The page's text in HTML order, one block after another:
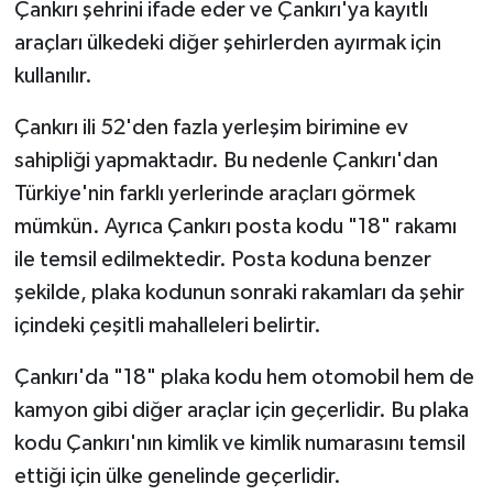
Çankırı şehrini ifade eder ve Çankırı'ya kayıtlı
araçları ülkedeki diğer şehirlerden ayırmak için
kullanılır.
Çankırı ili 52'den fazla yerleşim birimine ev
sahipliği yapmaktadır. Bu nedenle Çankırı'dan
Türkiye'nin farklı yerlerinde araçları görmek
mümkün. Ayrıca Çankırı posta kodu "18" rakamı
ile temsil edilmektedir. Posta koduna benzer
şekilde, plaka kodunun sonraki rakamları da şehir
içindeki çeşitli mahalleleri belirtir.
Çankırı'da "18" plaka kodu hem otomobil hem de
kamyon gibi diğer araçlar için geçerlidir. Bu plaka
kodu Çankırı'nın kimlik ve kimlik numarasını temsil
ettiği için ülke genelinde geçerlidir.